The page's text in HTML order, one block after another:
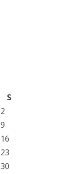
S
2
9
16
23
30